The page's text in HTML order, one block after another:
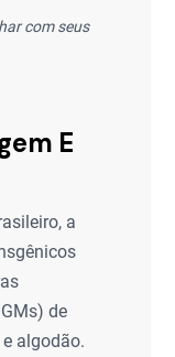
com seus
E
a
de
algodão.